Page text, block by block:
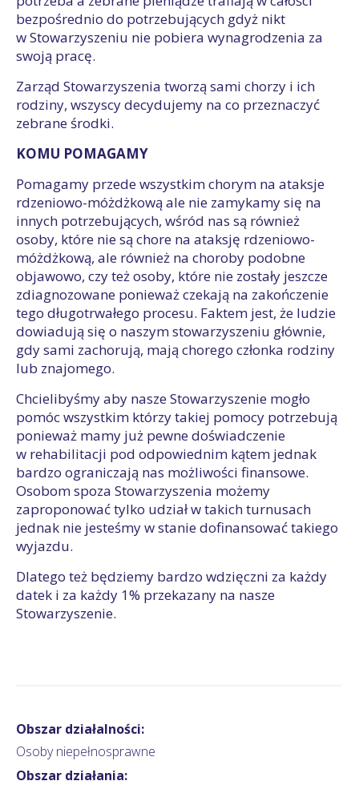
bezpośrednio do potrzebujących gdyż nikt
w Stowarzyszeniu nie pobiera wynagrodzenia za
swoją pracę.
Zarząd Stowarzyszenia tworzą sami chorzy i ich
rodziny, wszyscy decydujemy na co przeznaczyć
zebrane środki.
KOMU POMAGAMY
Pomagamy przede wszystkim chorym na ataksje
rdzeniowo-móżdżkową ale nie zamykamy się na
innych potrzebujących, wśród nas są również
osoby, które nie są chore na ataksję rdzeniowo-
móżdżkową, ale również na choroby podobne
objawowo, czy też osoby, które nie zostały jeszcze
zdiagnozowane ponieważ czekają na zakończenie
tego długotrwałego procesu. Faktem jest, że ludzie
dowiadują się o naszym stowarzyszeniu głównie,
gdy sami zachorują, mają chorego członka rodziny
lub znajomego.
Chcielibyśmy aby nasze Stowarzyszenie mogło
pomóc wszystkim którzy takiej pomocy potrzebują
ponieważ mamy już pewne doświadczenie
w rehabilitacji pod odpowiednim kątem jednak
bardzo ograniczają nas możliwości finansowe.
Osobom spoza Stowarzyszenia możemy
zaproponować tylko udział w takich turnusach
jednak nie jesteśmy w stanie dofinansować takiego
wyjazdu.
Dlatego też będziemy bardzo wdzięczni za każdy
datek i za każdy 1% przekazany na nasze
Stowarzyszenie.
Obszar działalności:
Osoby niepełnosprawne
Obszar działania: